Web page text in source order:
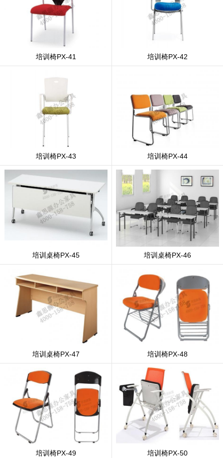
培训椅PX-41 培训椅PX-42
培训椅PX-43 培训椅PX-44
培训桌椅PX-45 培训桌椅PX-46
培训桌椅PX-47 培训椅PX-48
培训椅PX-49 培训椅PX-50